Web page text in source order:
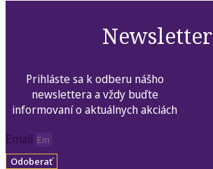
Newsletter
Prihláste sa k odberu nášho
newslettera a vždy buďte
informovaní o aktuálnych akciách
Email
Odoberať